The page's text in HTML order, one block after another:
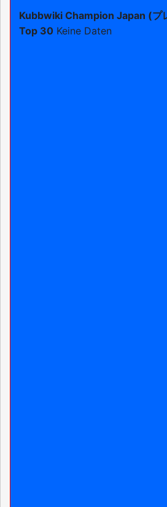
Kubbwiki Champion Japan (プ
Top 30 Keine Daten